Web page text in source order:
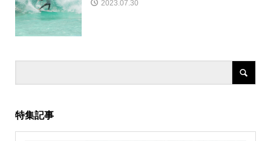
2023.07.30
特集記事